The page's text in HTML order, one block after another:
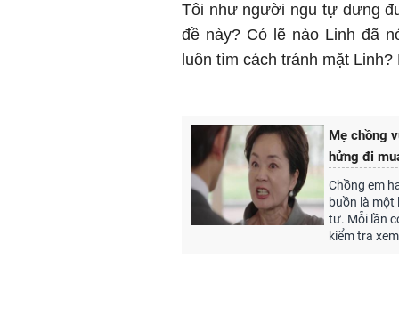
Tôi như người ngu tự dưng
đề này? Có lẽ nào Linh đã
luôn tìm cách tránh mặt
Mẹ chồng
hửng đi
Chồng em
buồn là một
tư. Mỗi lần
kiểm tra